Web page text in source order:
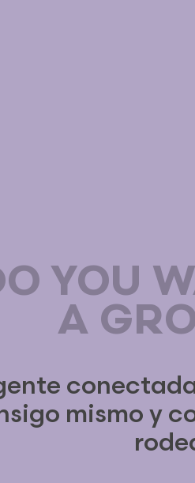
YOU
A
mismo y